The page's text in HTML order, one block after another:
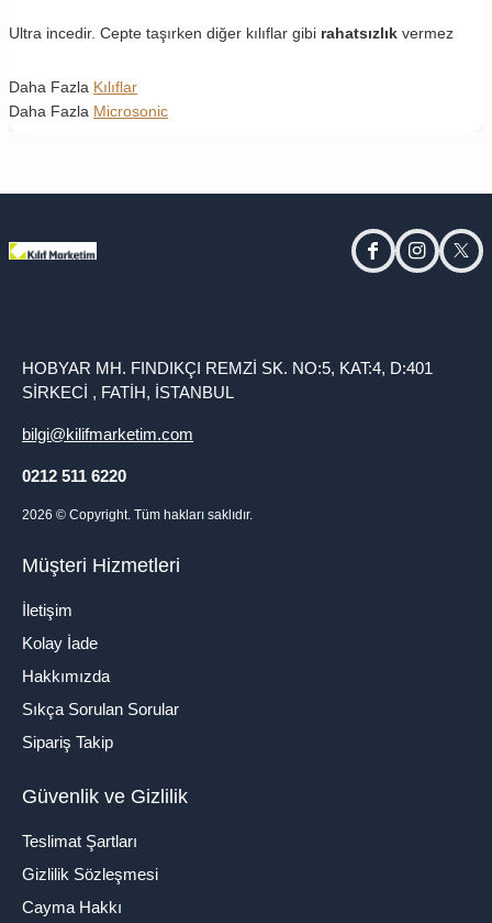
Ultra incedir. Cepte taşırken diğer kılıflar gibi rahatsızlık vermez
Daha Fazla Kılıflar
Daha Fazla Microsonic
facebookinstagram
HOBYAR MH. FINDIKÇI REMZİ SK. NO:5, KAT:4, D:401
SİRKECİ , FATİH, İSTANBUL
bilgi@kilifmarketim.com
0212 511 6220
2026 © Copyright. Tüm hakları saklıdır.
Müşteri Hizmetleri
İletişim
Kolay İade
Hakkımızda
Sıkça Sorulan Sorular
Sipariş Takip
Güvenlik ve Gizlilik
Teslimat Şartları
Gizlilik Sözleşmesi
Cayma Hakkı